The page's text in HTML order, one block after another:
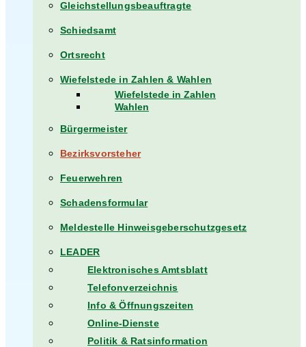
Gleichstellungsbeauftragte
Schiedsamt
Ortsrecht
Wiefelstede in Zahlen & Wahlen
Wiefelstede in Zahlen
Wahlen
Bürgermeister
Bezirksvorsteher
Feuerwehren
Schadensformular
Meldestelle Hinweisgeberschutzgesetz
LEADER
Elektronisches Amtsblatt
Telefonverzeichnis
Info & Öffnungszeiten
Online-Dienste
Politik & Ratsinformation